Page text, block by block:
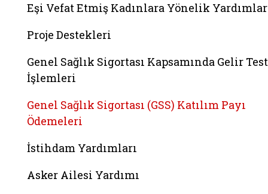
Eşi Vefat Etmiş Kadınlara Yönelik Yardımlar
Proje Destekleri
Genel Sağlık Sigortası Kapsamında Gelir
İşlemleri
Genel Sağlık Sigortası (GSS) Katılım Payı
Ödemeleri
İstihdam Yardımları
Asker Ailesi Yardımı